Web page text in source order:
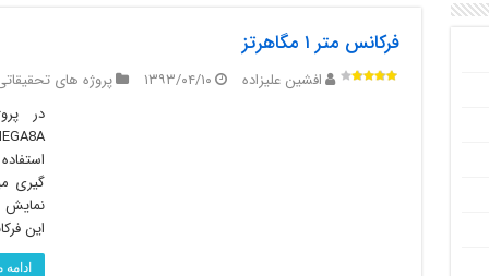
فرکانس متر ۱ مگاهرتز
افشین علیزاده ۱۳۹۳/۰۴/۱۰ پروژه های
گیری
نمایش
این